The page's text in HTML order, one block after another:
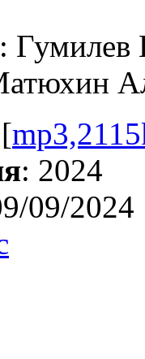
: Гумилев
: 2024
09/2024